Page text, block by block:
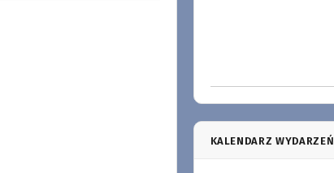
KALENDARZ WYDARZEŃ